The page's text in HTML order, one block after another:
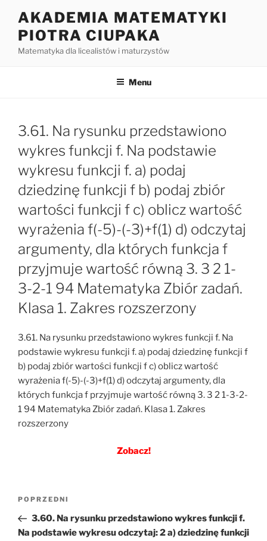
treści
AKADEMIA MATEMATYKI
PIOTRA CIUPAKA
Matematyka dla licealistów i maturzystów
Menu
3.61. Na rysunku przedstawiono
wykres funkcji f. Na podstawie
wykresu funkcji f. a) podaj
dziedzinę funkcji f b) podaj zbiór
wartości funkcji f c) oblicz wartość
wyrażenia f(-5)-(-3)+f(1) d) odczytaj
argumenty, dla których funkcja f
przyjmuje wartość równą 3. 3 2 1-
3-2-1 94 Matematyka Zbiór zadań.
Klasa 1. Zakres rozszerzony
3.61. Na rysunku przedstawiono wykres funkcji f. Na
podstawie wykresu funkcji f. a) podaj dziedzinę funkcji f
b) podaj zbiór wartości funkcji f c) oblicz wartość
wyrażenia f(-5)-(-3)+f(1) d) odczytaj argumenty, dla
których funkcja f przyjmuje wartość równą 3. 3 2 1-3-2-
1 94 Matematyka Zbiór zadań. Klasa 1. Zakres
rozszerzony
Zobacz!
Nawigacja
Poprzedni
wpis
POPRZEDNI
3.60. Na rysunku przedstawiono wykres funkcji f.
Na podstawie wykresu odczytaj: 2 a) dziedzinę funkcji